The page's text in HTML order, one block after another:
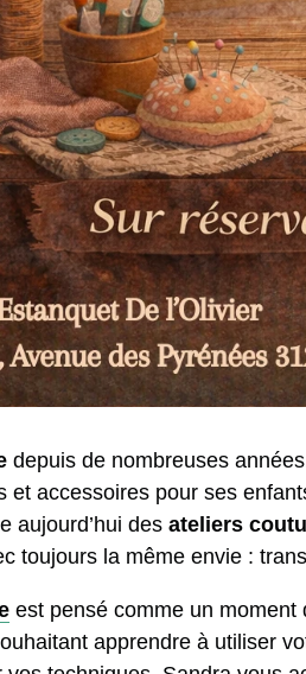
depuis de nombreuses
et accessoires pour ses
aujourd’hui des ateliers
toujours la même envie :
est pensé comme un
apprendre à utiliser